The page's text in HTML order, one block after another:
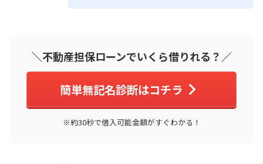
＼不動産担保ローンでいくら借りれる？／
簡単無記名診断はコチラ
※約30秒で借入可能金額がすぐわかる！